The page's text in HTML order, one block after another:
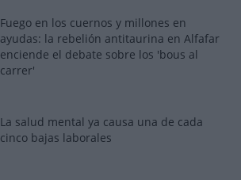
Fuego en los cuernos y millones en
ayudas: la rebelión antitaurina en Alfafar
enciende el debate sobre los 'bous al
carrer'
La salud mental ya causa una de cada
cinco bajas laborales